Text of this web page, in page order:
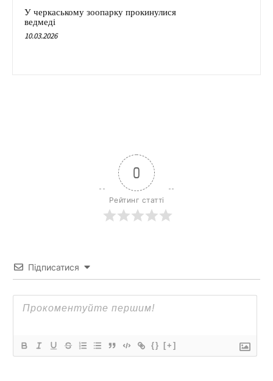
У черкаському зоопарку прокинулися
ведмеді
10.03.2026
0
Рейтинг статті
Підписатися
{} [+]